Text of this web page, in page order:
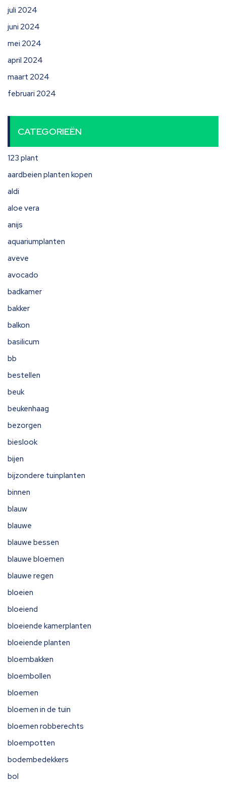
juli 2024
juni 2024
mei 2024
april 2024
maart 2024
februari 2024
CATEGORIEËN
123 plant
aardbeien planten kopen
aldi
aloe vera
anijs
aquariumplanten
aveve
avocado
badkamer
bakker
balkon
basilicum
bb
bestellen
beuk
beukenhaag
bezorgen
bieslook
bijen
bijzondere tuinplanten
binnen
blauw
blauwe
blauwe bessen
blauwe bloemen
blauwe regen
bloeien
bloeiend
bloeiende kamerplanten
bloeiende planten
bloembakken
bloembollen
bloemen
bloemen in de tuin
bloemen robberechts
bloempotten
bodembedekkers
bol